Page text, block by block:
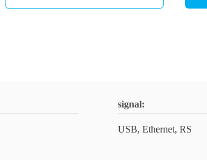
signal:
USB, Ethernet, RS